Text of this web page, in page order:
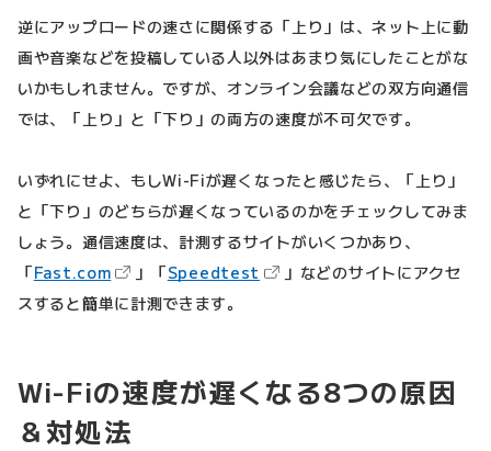
逆にアップロードの速さに関係する「上り」は、ネット上に動
画や音楽などを投稿している人以外はあまり気にしたことがな
いかもしれません。ですが、オンライン会議などの双方向通信
では、「上り」と「下り」の両方の速度が不可欠です。
いずれにせよ、もしWi-Fiが遅くなったと感じたら、「上り」
と「下り」のどちらが遅くなっているのかをチェックしてみま
しょう。通信速度は、計測するサイトがいくつかあり、
「Fast.com（新しいタブで開きます）
」「Speedtest （新しいタブで開きます）
」などのサイトにアクセ
スすると簡単に計測できます。
Wi-Fiの速度が遅くなる8つの原因
＆対処法